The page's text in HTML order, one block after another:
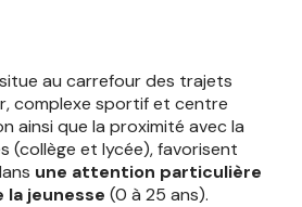
au carrefour des trajets
complexe sportif et centre
ainsi que la proximité avec la
(collège et lycée), favorisent
une attention particulière
la jeunesse (0 à 25 ans).